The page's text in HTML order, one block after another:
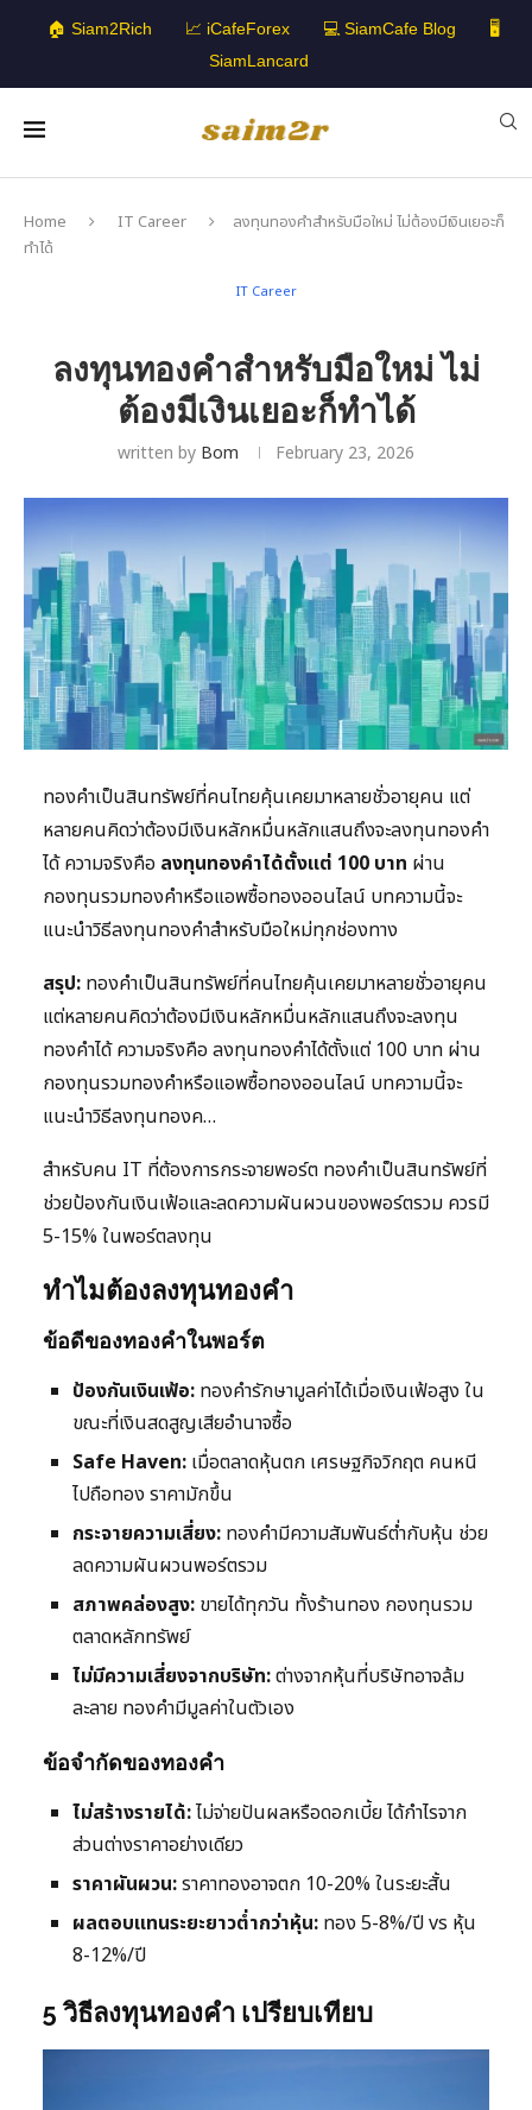
🏠 Siam2Rich 📈 iCafeForex 💻 SiamCafe Blog
🖥️
SiamLancard
Home IT Career
ลงทุนทองคำสำหรับมือใหม่ ไม่ต้องมีเงินเยอะก็
ทำได้
IT Career
ลงทุนทองคำสำหรับมือใหม่ ไม่
ต้องมีเงินเยอะก็ทำได้
written by Bom February 23, 2026
ทองคำเป็นสินทรัพย์ที่คนไทยคุ้นเคยมาหลายชั่วอายุคน แต่
หลายคนคิดว่าต้องมีเงินหลักหมื่นหลักแสนถึงจะลงทุนทองคำ
ได้ ความจริงคือ ลงทุนทองคำได้ตั้งแต่ 100 บาท ผ่าน
กองทุนรวมทองคำหรือแอพซื้อทองออนไลน์ บทความนี้จะ
แนะนำวิธีลงทุนทองคำสำหรับมือใหม่ทุกช่องทาง
สรุป: ทองคำเป็นสินทรัพย์ที่คนไทยคุ้นเคยมาหลายชั่วอายุคน
แต่หลายคนคิดว่าต้องมีเงินหลักหมื่นหลักแสนถึงจะลงทุน
ทองคำได้ ความจริงคือ ลงทุนทองคำได้ตั้งแต่ 100 บาท ผ่าน
กองทุนรวมทองคำหรือแอพซื้อทองออนไลน์ บทความนี้จะ
แนะนำวิธีลงทุนทองค…
สำหรับคน IT ที่ต้องการกระจายพอร์ต ทองคำเป็นสินทรัพย์ที่
ช่วยป้องกันเงินเฟ้อและลดความผันผวนของพอร์ตรวม ควรมี
5-15% ในพอร์ตลงทุน
ทำไมต้องลงทุนทองคำ
ข้อดีของทองคำในพอร์ต
ป้องกันเงินเฟ้อ: ทองคำรักษามูลค่าได้เมื่อเงินเฟ้อสูง ใน
ขณะที่เงินสดสูญเสียอำนาจซื้อ
Safe Haven: เมื่อตลาดหุ้นตก เศรษฐกิจวิกฤต คนหนี
ไปถือทอง ราคามักขึ้น
กระจายความเสี่ยง: ทองคำมีความสัมพันธ์ต่ำกับหุ้น ช่วย
ลดความผันผวนพอร์ตรวม
สภาพคล่องสูง: ขายได้ทุกวัน ทั้งร้านทอง กองทุนรวม
ตลาดหลักทรัพย์
ไม่มีความเสี่ยงจากบริษัท:ต่างจากหุ้นที่บริษัทอาจล้ม
ละลาย ทองคำมีมูลค่าในตัวเอง
ข้อจำกัดของทองคำ
ไม่สร้างรายได้:ไม่จ่ายปันผลหรือดอกเบี้ย ได้กำไรจาก
ส่วนต่างราคาอย่างเดียว
ราคาผันผวน:ราคาทองอาจตก 10-20% ในระยะสั้น
ผลตอบแทนระยะยาวต่ำกว่าหุ้น: ทอง 5-8%/ปี vs หุ้น
8-12%/ปี
5 วิธีลงทุนทองคำ เปรียบเทียบ